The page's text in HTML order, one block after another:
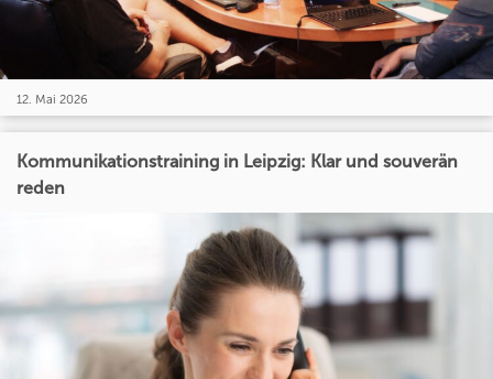
12. Mai 2026
Kommunikationstraining in Leipzig: Klar und souverän
reden